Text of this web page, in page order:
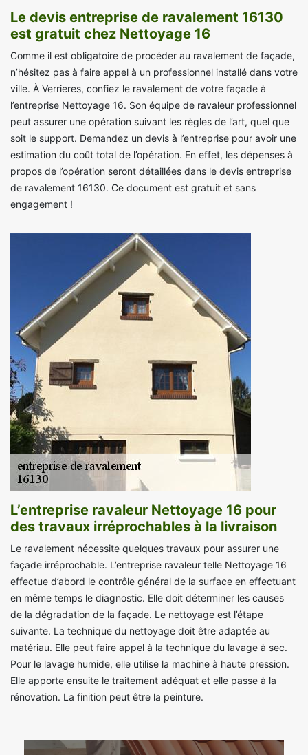
Le devis entreprise de ravalement 16130
est gratuit chez Nettoyage 16
Comme il est obligatoire de procéder au ravalement de façade,
n’hésitez pas à faire appel à un professionnel installé dans votre
ville. À Verrieres, confiez le ravalement de votre façade à
l’entreprise Nettoyage 16. Son équipe de ravaleur professionnel
peut assurer une opération suivant les règles de l’art, quel que
soit le support. Demandez un devis à l’entreprise pour avoir une
estimation du coût total de l’opération. En effet, les dépenses à
propos de l’opération seront détaillées dans le devis entreprise
de ravalement 16130. Ce document est gratuit et sans
engagement !
L’entreprise ravaleur Nettoyage 16 pour
des travaux irréprochables à la livraison
Le ravalement nécessite quelques travaux pour assurer une
façade irréprochable. L’entreprise ravaleur telle Nettoyage 16
effectue d’abord le contrôle général de la surface en effectuant
en même temps le diagnostic. Elle doit déterminer les causes
de la dégradation de la façade. Le nettoyage est l’étape
suivante. La technique du nettoyage doit être adaptée au
matériau. Elle peut faire appel à la technique du lavage à sec.
Pour le lavage humide, elle utilise la machine à haute pression.
Elle apporte ensuite le traitement adéquat et elle passe à la
rénovation. La finition peut être la peinture.